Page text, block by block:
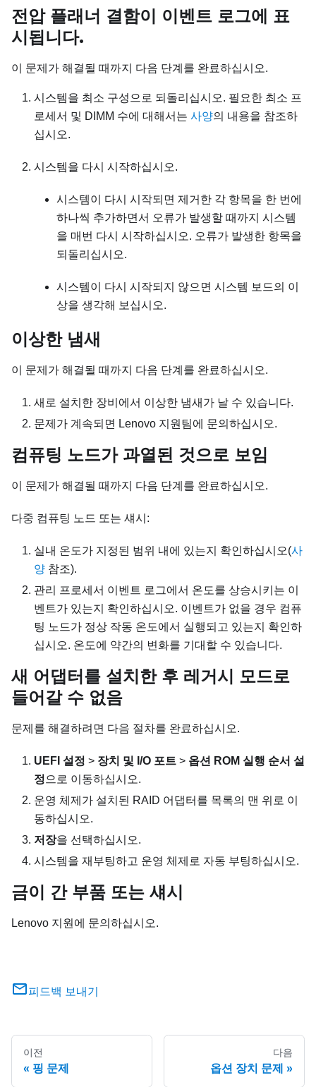
전압 플래너 결함이 이벤트 로그에 표
시됩니다.
이 문제가 해결될 때까지 다음 단계를 완료하십시오.
시스템을 최소 구성으로 되돌리십시오. 필요한 최소 프
로세서 및 DIMM 수에 대해서는 사양의 내용을 참조하
십시오.
시스템을 다시 시작하십시오.
시스템이 다시 시작되면 제거한 각 항목을 한 번에
하나씩 추가하면서 오류가 발생할 때까지 시스템
을 매번 다시 시작하십시오. 오류가 발생한 항목을
되돌리십시오.
시스템이 다시 시작되지 않으면 시스템 보드의 이
상을 생각해 보십시오.
이상한 냄새
이 문제가 해결될 때까지 다음 단계를 완료하십시오.
새로 설치한 장비에서 이상한 냄새가 날 수 있습니다.
문제가 계속되면 Lenovo 지원팀에 문의하십시오.
컴퓨팅 노드가 과열된 것으로 보임
이 문제가 해결될 때까지 다음 단계를 완료하십시오.
다중 컴퓨팅 노드 또는 섀시:
실내 온도가 지정된 범위 내에 있는지 확인하십시오(사
양 참조).
관리 프로세서 이벤트 로그에서 온도를 상승시키는 이
벤트가 있는지 확인하십시오. 이벤트가 없을 경우 컴퓨
팅 노드가 정상 작동 온도에서 실행되고 있는지 확인하
십시오. 온도에 약간의 변화를 기대할 수 있습니다.
새 어댑터를 설치한 후 레거시 모드로
들어갈 수 없음
문제를 해결하려면 다음 절차를 완료하십시오.
UEFI 설정 > 장치 및 I/O 포트 > 옵션 ROM 실행 순서 설
정으로 이동하십시오.
운영 체제가 설치된 RAID 어댑터를 목록의 맨 위로 이
동하십시오.
저장을 선택하십시오.
시스템을 재부팅하고 운영 체제로 자동 부팅하십시오.
금이 간 부품 또는 섀시
Lenovo 지원에 문의하십시오.
피드백 보내기
이전
핑 문제
다음
옵션 장치 문제